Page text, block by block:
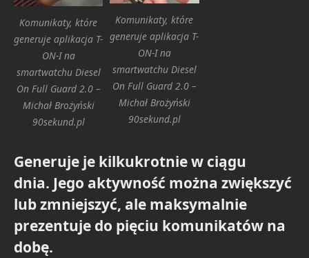
Komunikaty, które
generuje aplikacja T-
ON-I na
smartwatchu Diesel
On Full Guard 2.0 –
Michał Brożyński
90sekund.pl
Komunikaty, które
generuje aplikacja T-
ON-I na
smartwatchu Diesel
On Full Guard 2.0 –
Michał Brożyński
90sekund.pl
Generuje je kilkukrotnie w ciągu
dnia. Jego aktywność można zwiększyć
lub zmniejszyć, ale maksymalnie
prezentuje do pięciu komunikatów na
dobę.